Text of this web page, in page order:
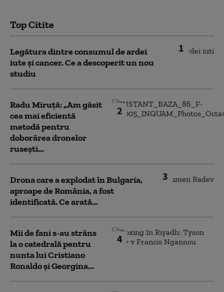
Top Citite
1
Legătura dintre consumul de ardei
iute și cancer. Ce a descoperit un nou
studiu
2
Radu Miruță: „Am găsit
cea mai eficientă
metodă pentru
doborârea dronelor
rusești...
3
Drona care a explodat în Bulgaria,
aproape de România, a fost
identificată. Ce arată...
4
Mii de fani s-au strâns
la o catedrală pentru
nunta lui Cristiano
Ronaldo şi Georgina...